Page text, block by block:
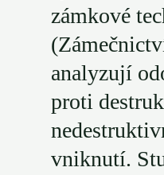
zámkové
analyzují
proti
vniknutí.